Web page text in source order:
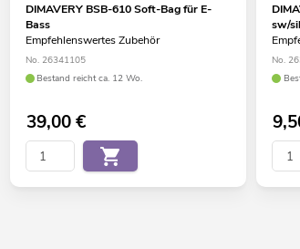
DIMAVERY BSB-610 Soft-Bag für E-
Bass
Empfehlenswertes Zubehör
No. 26341105
Bestand reicht ca. 12 Wo.
39,00€
sw/sil
No.